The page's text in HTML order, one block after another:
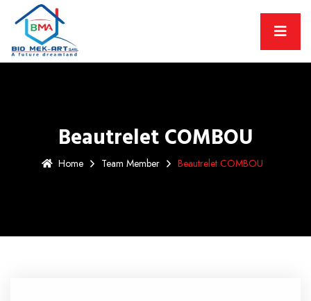
Beautrelet COMBOU
Home Team Member Beautrelet COMBOU